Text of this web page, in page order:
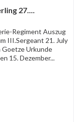
27....
Regiment Auszug
III.Sergeant 21. July
Urkunde
15. Dezember...